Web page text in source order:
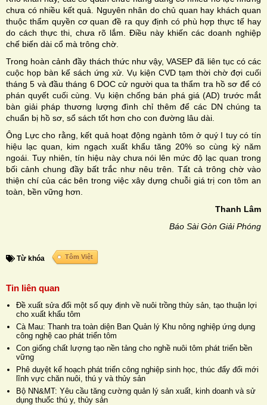
chưa có nhiều kết quả. Nguyên nhân do chủ quan hay khách quan
thuộc thẩm quyền cơ quan đề ra quy định có phù hợp thực tế hay
do cách thực thi, chưa rõ lắm. Điều này khiến các doanh nghiệp
chế biến dài cổ mà trông chờ.
Trong hoàn cảnh đầy thách thức như vậy, VASEP đã liên tục có các
cuộc họp bàn kế sách ứng xử. Vụ kiện CVD tạm thời chờ đợi cuối
tháng 5 và đầu tháng 6 DOC cử người qua ta thẩm tra hồ sơ để có
phán quyết cuối cùng. Vụ kiện chống bán phá giá (AD) trước mắt
bàn giải pháp thương lượng đình chỉ thêm để các DN chúng ta
chuẩn bị hồ sơ, sổ sách tốt hơn cho con đường lâu dài.
Ông Lực cho rằng, kết quả hoạt động ngành tôm ở quý I tuy có tín
hiệu lạc quan, kim ngạch xuất khẩu tăng 20% so cùng kỳ năm
ngoái. Tuy nhiên, tín hiệu này chưa nói lên mức độ lạc quan trong
bối cảnh chung đầy bất trắc như nêu trên. Tất cả trông chờ vào
thiện chí của các bên trong việc xây dựng chuỗi giá trị con tôm an
toàn, bền vững hơn.
Thanh Lâm
Báo Sài Gòn Giải Phóng
Từ khóa Tôm Việt
Tin liên quan
Đề xuất sửa đổi một số quy định về nuôi trồng thủy sản, tạo thuận lợi
cho xuất khẩu tôm
Cà Mau: Thanh tra toàn diện Ban Quản lý Khu nông nghiệp ứng dụng
công nghệ cao phát triển tôm
Con giống chất lượng tạo nền tảng cho nghề nuôi tôm phát triển bền
vững
Phê duyệt kế hoạch phát triển công nghiệp sinh học, thúc đẩy đổi mới
lĩnh vực chăn nuôi, thú y và thủy sản
Bộ NN&MT: Yêu cầu tăng cường quản lý sản xuất, kinh doanh và sử
dụng thuốc thú y, thủy sản